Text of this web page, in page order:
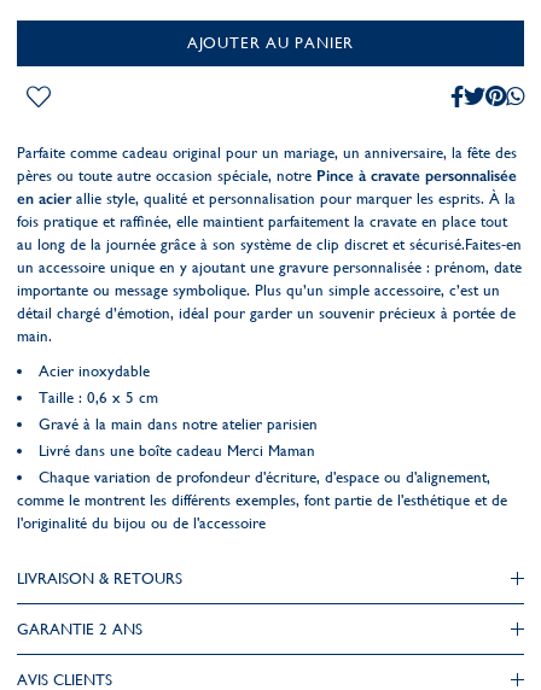
AJOUTER AU PANIER
Parfaite comme cadeau original pour un mariage, un anniversaire, la fête des
pères ou toute autre occasion spéciale, notre Pince à cravate personnalisée
en acierallie style, qualité et personnalisation pour marquer les esprits. À la
fois pratique et raffinée, elle maintient parfaitement la cravate en place tout
au long de la journée grâce à son système de clip discret et sécurisé.Faites-en
un accessoire unique en y ajoutant une gravure personnalisée : prénom, date
importante ou message symbolique. Plus qu’un simple accessoire, c’est un
détail chargé d’émotion, idéal pour garder un souvenir précieux à portée de
main.
Acier inoxydable
Taille : 0,6 x 5 cm
Gravé à la main dans notre atelier parisien
Livré dans une boîte cadeau Merci Maman
Chaque variation de profondeur d'écriture, d'espace ou d'alignement,
comme le montrent les différents exemples, font partie de l'esthétique et de
l'originalité du bijou ou de l'accessoire
LIVRAISON & RETOURS
GARANTIE 2 ANS
AVIS CLIENTS